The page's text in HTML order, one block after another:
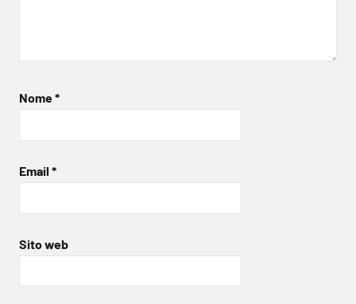
Nome*
Email *
Sito web